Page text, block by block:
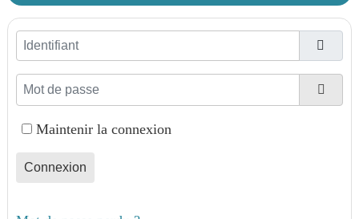
Identifiant
Mot de passe
Maintenir la connexion
Connexion